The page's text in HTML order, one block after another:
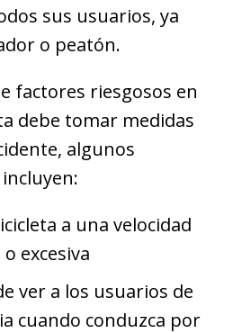
sus usuarios, ya
o peatón.
factores riesgosos en
debe tomar medidas
algunos
a una velocidad
excesiva
ver a los usuarios de
cuando conduzca por